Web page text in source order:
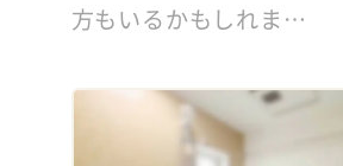
方もいるかもしれま…